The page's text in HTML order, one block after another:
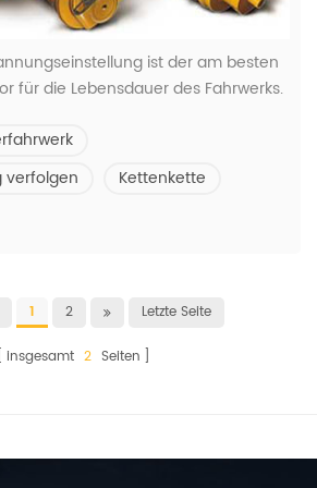
ist der am besten
für die Lebensdauer des Fahrwerks.
Bodenverhältnisse,
mit vielen Variationen. Du
täglichen Leben reinigen.
mit einer Schaufel
verfolgen
Kettenkette
1 2 Letzte Seite
insgesamt 2 Seiten